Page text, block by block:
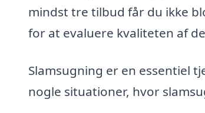
mindst tre tilbud får du ikke
for at evaluere kvaliteten af
Slamsugning er en essentiel
nogle situationer, hvor